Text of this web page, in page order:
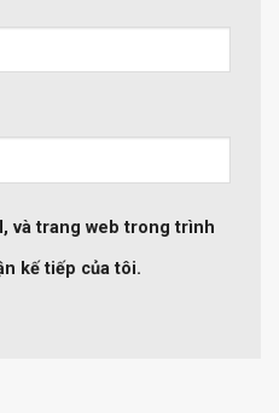
và trang web trong trình
kế tiếp của tôi.